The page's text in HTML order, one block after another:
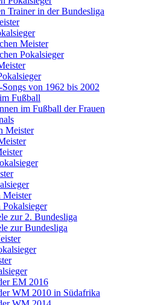
Trainer in der Bundesliga
Meister
Pokalsieger
von 1962 bis 2002
Fußball
im Fußball der Frauen
Meister
Meister
zur 2. Bundesliga
zur Bundesliga
EM 2016
WM 2010 in Südafrika